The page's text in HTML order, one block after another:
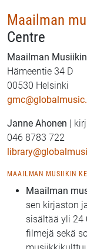
Maailman
Centre
Maailman
Hämeentie 34 D
00530 Helsinki
Janne Ahonen |
046 8783 722
MAAILMAN MUSIIKIN
Maailman
sen kirjaston
sisältää yli 24
filmejä sekä